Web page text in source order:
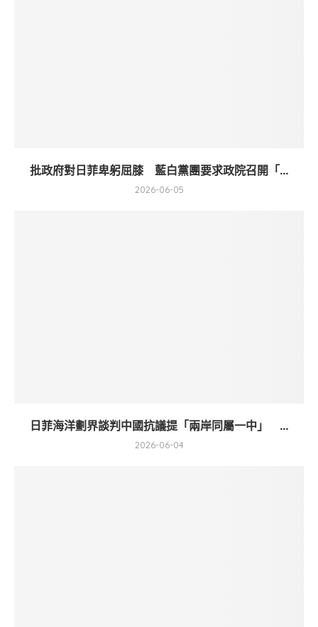
批政府對日菲卑躬屈膝 藍白黨團要求政院召開「...
2026-06-05
日菲海洋劃界談判中國抗議提「兩岸同屬一中」 ...
2026-06-04